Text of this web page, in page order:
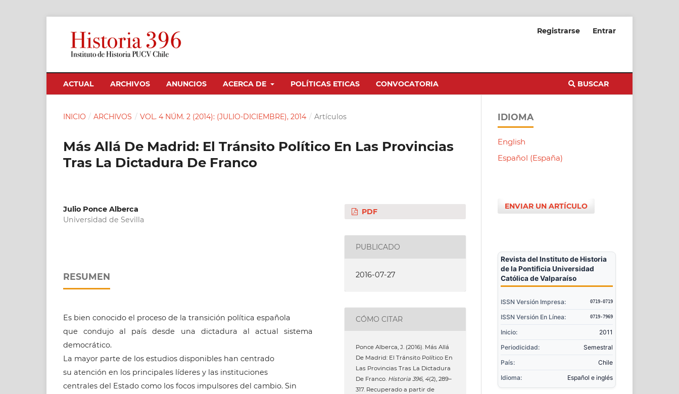
ACTUAL ARCHIVOS ANUNCIOS ACERCA DE POLÍTICAS ETICAS CONVOCATORIA BUSCAR
Registrarse Entrar
INICIO / ARCHIVOS / VOL. 4 NÚM. 2 (2014): (JULIO-DICIEMBRE), 2014 / Artículos
Más Allá De Madrid: El Tránsito Político En Las Provincias
Tras La Dictadura De Franco
Julio Ponce Alberca
Universidad de Sevilla
RESUMEN
Es bien conocido el proceso de la transición política española
que condujo al país desde una dictadura al actual sistema
democrático.
La mayor parte de los estudios disponibles han centrado
su atención en los principales líderes y las instituciones
centrales del Estado como los focos impulsores del cambio. Sin
PDF
PUBLICADO
2016-07-27
CÓMO CITAR
Ponce Alberca, J. (2016). Más Allá
De Madrid: El Tránsito Político En
Las Provincias Tras La Dictadura
De Franco. Historia 396, 4(2), 289–
317. Recuperado a partir de
IDIOMA
English
Español (España)
ENVIAR UN ARTÍCULO
Revista del Instituto de Historia
de la Pontificia Universidad
Católica de Valparaíso
ISSN Versión Impresa: 0719-0719
ISSN Versión En Línea: 0719-7969
Inicio:
2011
Periodicidad:
Semestral
País:
Chile
Idioma:
Español e inglés